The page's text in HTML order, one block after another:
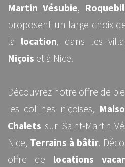
Martin Vésubie,
proposent un large choix
la location, dans les
Niçois et à Nice.
Découvrez notre offre de
les collines niçoises,
Chalets sur Saint-Martin
Nice, Terrains à bâtir.
offre de locations